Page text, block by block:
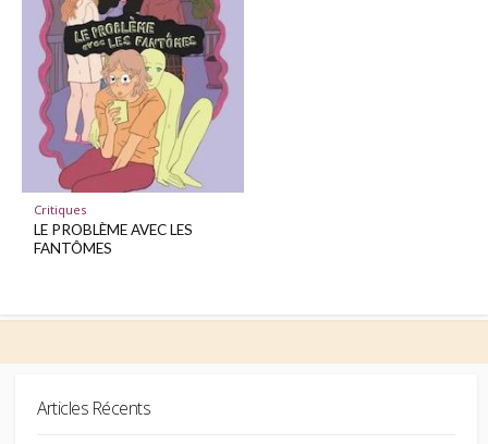
Critiques
LE PROBLÈME AVEC LES
FANTÔMES
Articles Récents